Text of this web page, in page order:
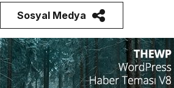
Sosyal Medya